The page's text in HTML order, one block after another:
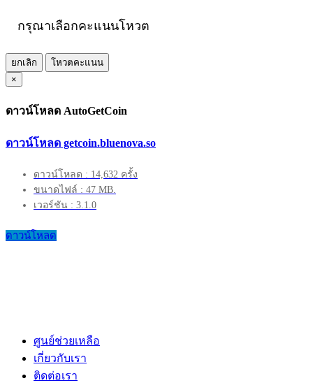
กรุณาเลือกคะแนนโหวต
ยกเลิก
โหวตคะแนน
×
ดาวน์โหลด AutoGetCoin
ดาวน์โหลด getcoin.bluenova.so
ดาวน์โหลด : 14,632 ครั้ง
ขนาดไฟล์ : 47 MB.
เวอร์ชัน : 3.1.0
ดาวน์โหลด
ศูนย์ช่วยเหลือ
เกี่ยวกับเรา
ติดต่อเรา